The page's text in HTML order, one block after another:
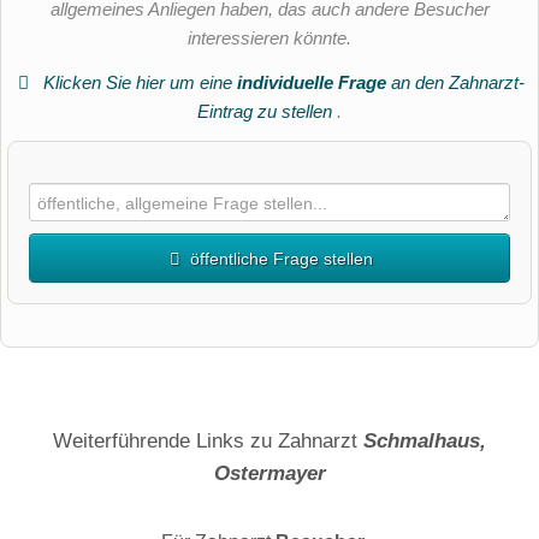
allgemeines Anliegen haben, das auch andere Besucher
interessieren könnte.
Klicken Sie hier um eine individuelle Fragean den Zahnarzt-
Eintrag zu stellen .
öffentliche Frage stellen
Weiterführende Links zu Zahnarzt Schmalhaus,
Ostermayer